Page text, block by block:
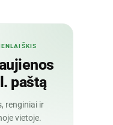
paštą
renginiai ir
vietoje.